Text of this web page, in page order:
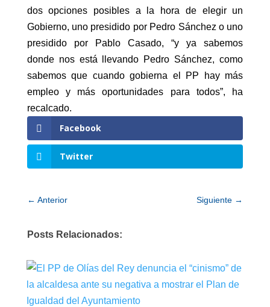
dos opciones posibles a la hora de elegir un
Gobierno, uno presidido por Pedro Sánchez o uno
presidido por Pablo Casado, “y ya sabemos
donde nos está llevando Pedro Sánchez, como
sabemos que cuando gobierna el PP hay más
empleo y más oportunidades para todos”, ha
recalcado.
Facebook
Twitter
← Anterior Siguiente →
Posts Relacionados: